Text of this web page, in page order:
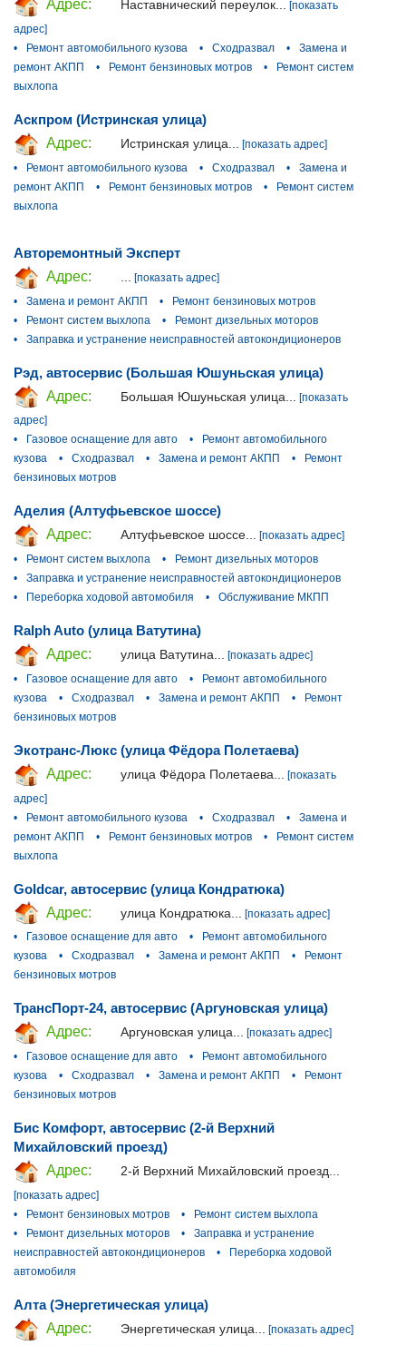
Адрес:
Наставнический переулок... [показать
адрес]
•
Ремонт автомобильного кузова • Сходразвал •
Замена и
ремонт АКПП
• Ремонт бензиновых мотров •
Ремонт систем
выхлопа
Аскпром (Истринская улица)
Адрес:
Истринская улица...
[показать адрес]
•
Ремонт автомобильного кузова • Сходразвал •
Замена и
ремонт АКПП
• Ремонт бензиновых мотров •
Ремонт систем
выхлопа
Авторемонтный Эксперт
Адрес:
[показать адрес]
•
Замена и ремонт АКПП •
Ремонт бензиновых мотров
•
Ремонт систем выхлопа •
Ремонт дизельных моторов
•
Заправка и устранение неисправностей автокондиционеров
Рэд, автосервис (Большая Юшуньская улица)
Адрес:
Большая Юшуньская улица...
[показать
адрес]
•
Газовое оснащение для авто •
Ремонт автомобильного
кузова
• Сходразвал • Замена и ремонт АКПП •
Ремонт
бензиновых мотров
Аделия (Алтуфьевское шоссе)
Адрес:
Алтуфьевское шоссе... [показать адрес]
•
Ремонт систем выхлопа •
Ремонт дизельных моторов
•
Заправка и устранение неисправностей автокондиционеров
•
Переборка ходовой автомобиля • Обслуживание МКПП
Ralph Auto (улица Ватутина)
Адрес:
улица Ватутина...
[показать адрес]
•
Газовое оснащение для авто •
Ремонт автомобильного
кузова
• Сходразвал • Замена и ремонт АКПП •
Ремонт
бензиновых мотров
Экотранс-Люкс (улица Фёдора Полетаева)
Адрес:
улица Фёдора Полетаева...
[показать
адрес]
•
Ремонт автомобильного кузова • Сходразвал •
Замена и
ремонт АКПП
• Ремонт бензиновых мотров •
Ремонт систем
выхлопа
Goldcar, автосервис (улица Кондратюка)
Адрес:
улица Кондратюка...
[показать адрес]
•
Газовое оснащение для авто •
Ремонт автомобильного
кузова
• Сходразвал • Замена и ремонт АКПП •
Ремонт
бензиновых мотров
ТрансПорт-24, автосервис (Аргуновская улица)
Адрес:
Аргуновская улица... [показать адрес]
•
Газовое оснащение для авто •
Ремонт автомобильного
кузова
• Сходразвал • Замена и ремонт АКПП •
Ремонт
бензиновых мотров
Бис Комфорт, автосервис (2-й Верхний
Михайловский проезд)
Адрес:
2-й Верхний Михайловский проезд...
[показать адрес]
•
Ремонт бензиновых мотров •
Ремонт систем выхлопа
•
Ремонт дизельных моторов •
Заправка и устранение
неисправностей автокондиционеров
•
Переборка ходовой
автомобиля
Алта (Энергетическая улица)
Адрес:
Энергетическая улица...
[показать адрес]